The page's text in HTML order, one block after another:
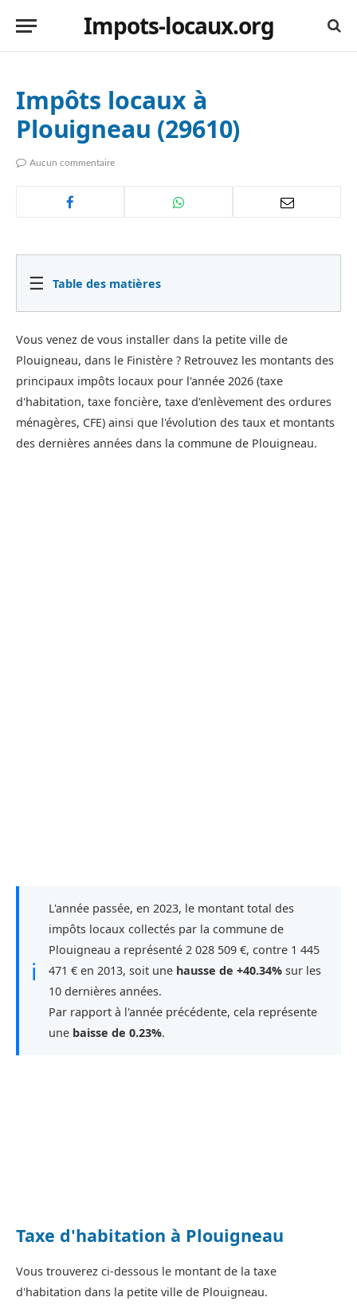
Impots-locaux.org
Impôts locaux à
Plouigneau (29610)
Aucun commentaire
☰ Table des matières
Vous venez de vous installer dans la petite ville de
Plouigneau, dans le Finistère ? Retrouvez les montants des
principaux impôts locaux pour l'année 2026 (taxe
d'habitation, taxe foncière, taxe d'enlèvement des ordures
ménagères, CFE) ainsi que l'évolution des taux et montants
des dernières années dans la commune de Plouigneau.
ℹ
L'année passée, en 2023, le montant total des
impôts locaux collectés par la commune de
Plouigneau a représenté 2 028 509 €, contre 1 445
471 € en 2013, soit une hausse de +40.34% sur les
10 dernières années.
Par rapport à l'année précédente, cela représente
une baisse de 0.23%.
Taxe d'habitation à Plouigneau
Vous trouverez ci-dessous le montant de la taxe
d'habitation dans la petite ville de Plouigneau.